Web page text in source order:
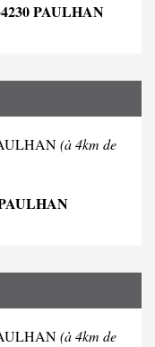
PAULHAN
(à 4km de
(à 4km de